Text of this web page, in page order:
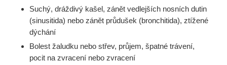
Suchý, dráždivý kašel, zánět vedlejších nosních dutin
(sinusitida) nebo zánět průdušek (bronchitida), ztížené
dýchání
Bolest žaludku nebo střev, průjem, špatné trávení,
pocit na zvracení nebo zvracení